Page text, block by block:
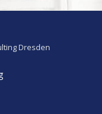
Dresden